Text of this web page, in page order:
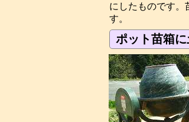
にしたものです。
す。
ポット苗箱